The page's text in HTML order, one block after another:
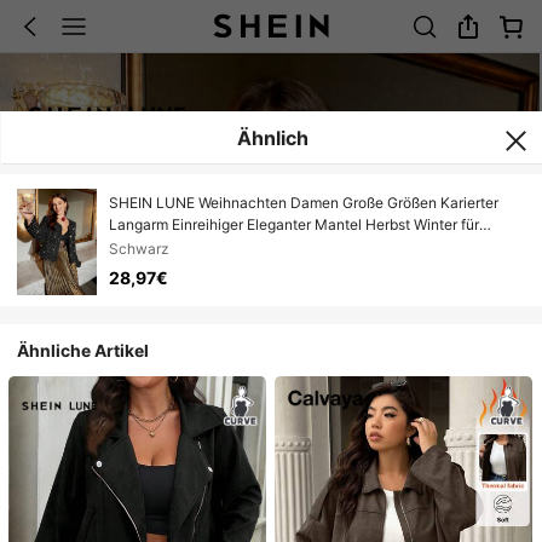
Ähnlich
SHEIN LUNE Weihnachten Damen Große Größen Karierter
Langarm Einreihiger Eleganter Mantel Herbst Winter für
Damen Große Größen Mode Karierter Blazer, Tweed Jacke,
Damen Schwarzer Anzug, Damen Blazer, Damen Große
Größen Blazer/Winter Rundhals Langarm Tweed Mantel
Schwarze Jacke, Herbst Anzugjacke
Schwarz
28,97€
Ähnliche Artikel